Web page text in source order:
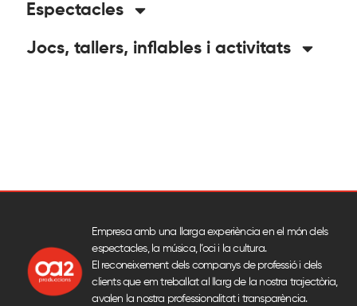
Espectacles
Jocs, tallers, inflables i activitats
Empresa amb una llarga experiència en el món dels
espectacles, la música, l’oci i la cultura.
El reconeixement dels companys de professió i dels
clients que em treballat al llarg de la nostra trajectòria,
avalen la nostra professionalitat i transparència.